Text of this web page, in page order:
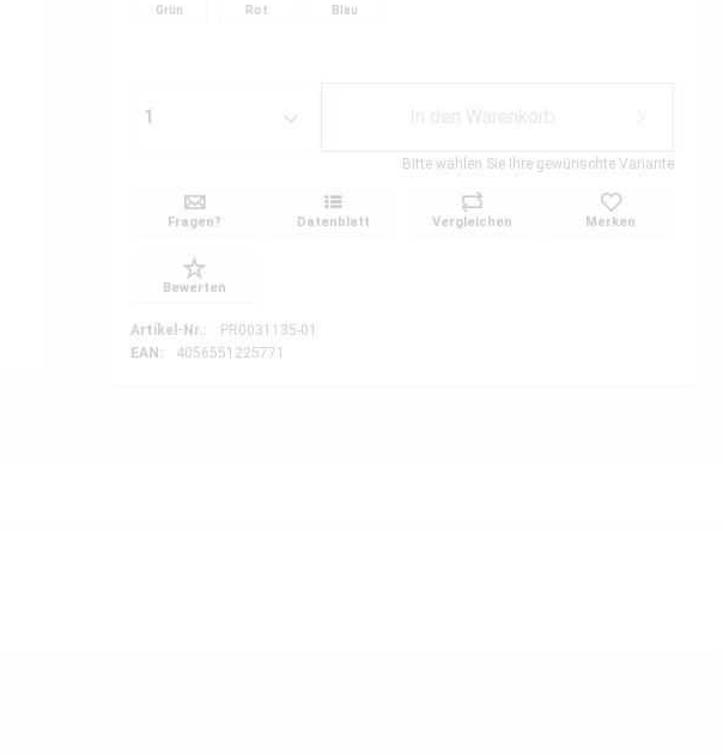
Grün Rot Blau
Bitte wählen Sie Ihre gewünschte Variante
Fragen? Datenblatt Vergleichen Merken
Bewerten
Artikel-Nr.:
PR0031135-01
EAN:
4056551225771